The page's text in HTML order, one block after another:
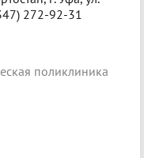
272-92-31
поликлиника